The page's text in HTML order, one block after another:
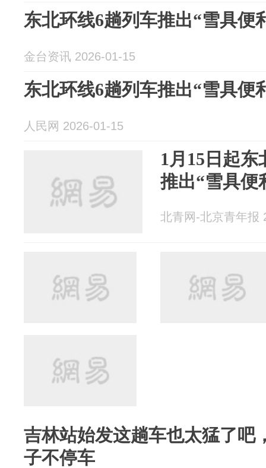
东北环线6趟列车推出“雪具便
金台资讯 2026-01-15
东北环线6趟列车推出“雪具便
人民网 2026-01-15
1月15日起
推出“雪具便
北青网-北京青年报
吉林站始发这趟车也太猛了吧
子不停车